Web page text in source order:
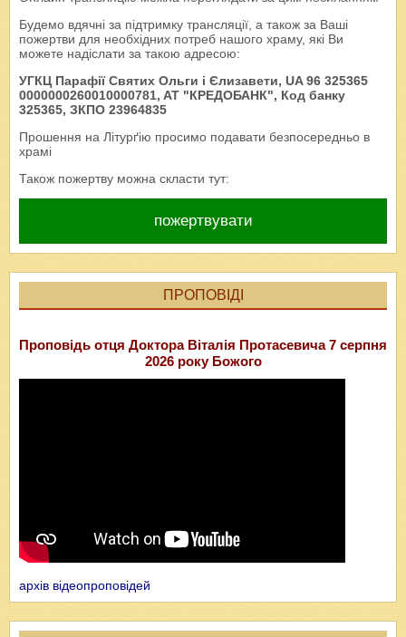
Будемо вдячні за підтримку трансляції, а також за Ваші
пожертви для необхідних потреб нашого храму, які Ви
можете надіслати за такою адресою:
УГКЦ Парафії Святих Ольги і Єлизавети, UA 96 325365
0000000260010000781, AT "КРЕДОБАНК", Код банку
325365, ЗКПО 23964835
Прошення на Літурґію просимо подавати безпосередньо в
храмі
Також пожертву можна скласти тут:
пожертвувати
ПРОПОВІДІ
Проповідь отця Доктора Віталія Протасевича 7 серпня
2026 року Божого
архів відеопроповідей